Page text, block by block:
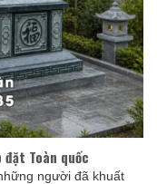
Toàn quốc
người đã khuất